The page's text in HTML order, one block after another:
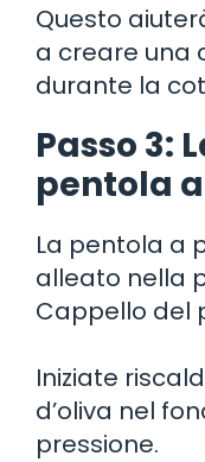
Questo
a creare una
durante la
Passo 3:
pentola
La pentola a
alleato nella
Cappello del
Iniziate
d’oliva nel
pressione.